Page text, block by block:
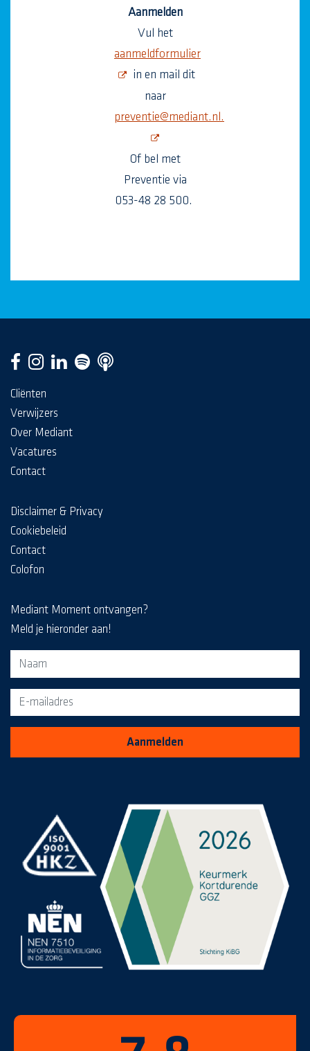
Aanmelden
Vul het
aanmeldformulier
opent deze pdf in een nieuw scherm
in en mail dit
naar
preventie@mediant.nl.
opent nieuw scherm
Of bel met
Preventie via
053-48 28 500.
Cliënten
Verwijzers
Over Mediant
Vacatures
Contact
Disclaimer & Privacy
Cookiebeleid
Contact
Colofon
Mediant Moment ontvangen?
Meld je hieronder aan!
Aanmeldformulier voor de MediaKrant
Aanmelden